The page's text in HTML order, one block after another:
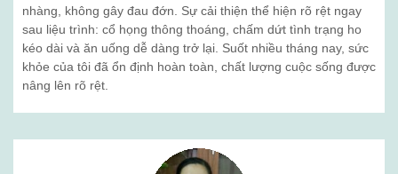
nhàng, không gây đau đớn. Sự cải thiện thể hiện rõ rệt ngay
sau liệu trình: cổ họng thông thoáng, chấm dứt tình trạng ho
kéo dài và ăn uống dễ dàng trở lại. Suốt nhiều tháng nay, sức
khỏe của tôi đã ổn định hoàn toàn, chất lượng cuộc sống được
nâng lên rõ rệt.